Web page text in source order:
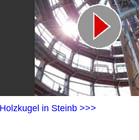
in Steinb >>>